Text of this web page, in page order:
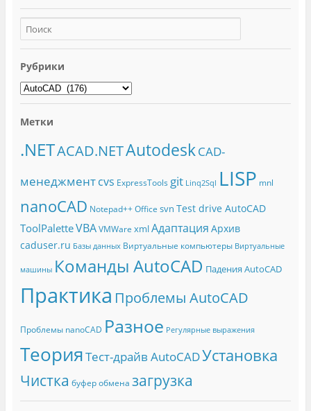
Рубрики
Метки
.NETACAD.NETAutodeskCAD-
менеджмент cvs ExpressTools git Linq2Sql LISP mnl
nanoCAD Notepad++ Office svn Test drive AutoCAD
ToolPaletteVBA VMWare xmlАдаптация Архив
caduser.ru Базы данных Виртуальные компьютеры Виртуальные
машины Команды AutoCAD Падения AutoCAD
Практика Проблемы AutoCAD
Проблемы nanoCAD Разное Регулярные выражения
ТеорияТест-драйв AutoCADУстановка
Чистка буфер обмена загрузка